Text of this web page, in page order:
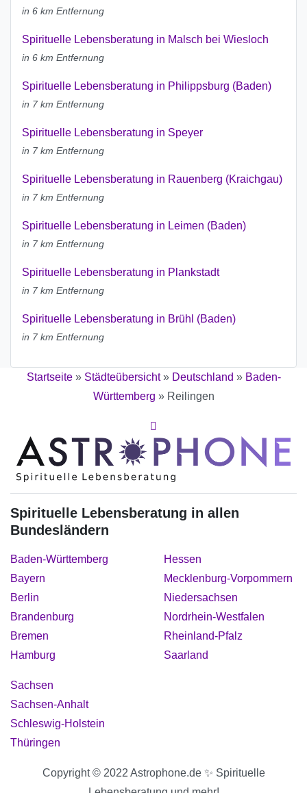
in 6 km Entfernung
Spirituelle Lebensberatung in Malsch bei Wiesloch
in 6 km Entfernung
Spirituelle Lebensberatung in Philippsburg (Baden)
in 7 km Entfernung
Spirituelle Lebensberatung in Speyer
in 7 km Entfernung
Spirituelle Lebensberatung in Rauenberg (Kraichgau)
in 7 km Entfernung
Spirituelle Lebensberatung in Leimen (Baden)
in 7 km Entfernung
Spirituelle Lebensberatung in Plankstadt
in 7 km Entfernung
Spirituelle Lebensberatung in Brühl (Baden)
in 7 km Entfernung
Startseite» Städteübersicht» Deutschland » Baden-
Württemberg » Reilingen
Spirituelle Lebensberatung in allen
Bundesländern
Baden-Württemberg
Bayern
Berlin
Brandenburg
Bremen
Hamburg
Hessen
Mecklenburg-Vorpommern
Niedersachsen
Nordrhein-Westfalen
Rheinland-Pfalz
Saarland
Sachsen
Sachsen-Anhalt
Schleswig-Holstein
Thüringen
Copyright © 2022 Astrophone.de ✨ Spirituelle